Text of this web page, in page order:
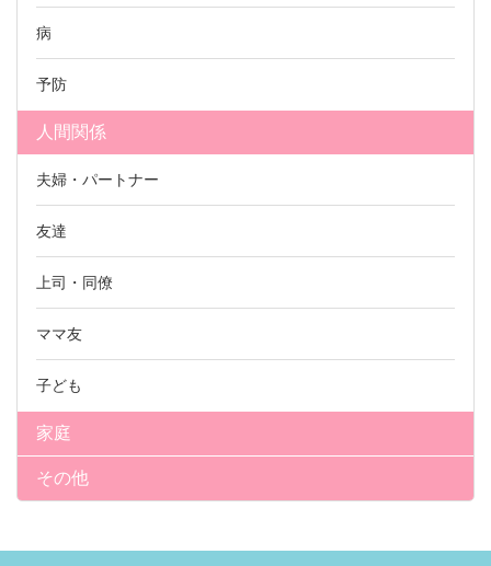
病
予防
人間関係
夫婦・パートナー
友達
上司・同僚
ママ友
子ども
家庭
その他